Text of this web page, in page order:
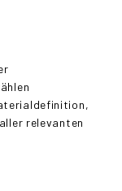
relevanten